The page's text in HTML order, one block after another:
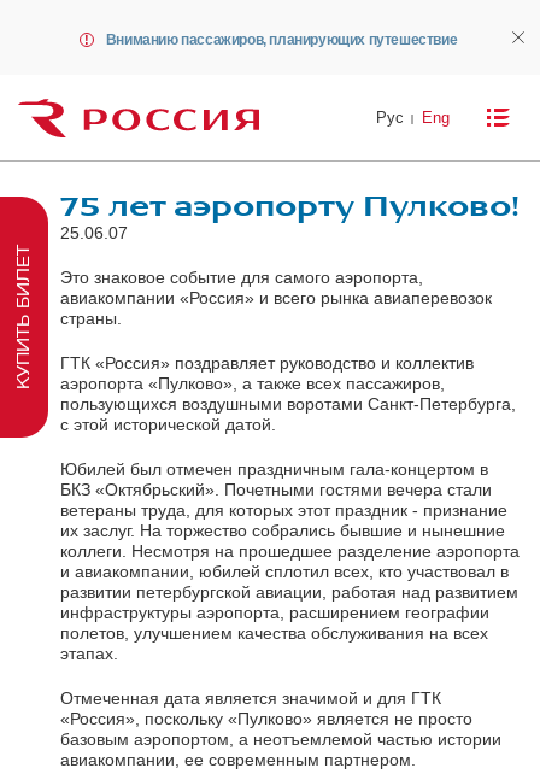
Вниманию пассажиров, планирующих путешествие
Рус Eng
75 лет аэропорту Пулково!
25.06.07
Это знаковое событие для самого аэропорта,
авиакомпании «Россия» и всего рынка авиаперевозок
страны.
ГТК «Россия» поздравляет руководство и коллектив
аэропорта «Пулково», а также всех пассажиров,
пользующихся воздушными воротами Санкт-Петербурга,
с этой исторической датой.
Юбилей был отмечен праздничным гала-концертом в
БКЗ «Октябрьский». Почетными гостями вечера стали
ветераны труда, для которых этот праздник - признание
их заслуг. На торжество собрались бывшие и нынешние
коллеги. Несмотря на прошедшее разделение аэропорта
и авиакомпании, юбилей сплотил всех, кто участвовал в
развитии петербургской авиации, работая над развитием
инфраструктуры аэропорта, расширением географии
полетов, улучшением качества обслуживания на всех
этапах.
Отмеченная дата является значимой и для ГТК
«Россия», поскольку «Пулково» является не просто
базовым аэропортом, а неотъемлемой частью истории
авиакомпании, ее современным партнером.
КУПИТЬ БИЛЕТ